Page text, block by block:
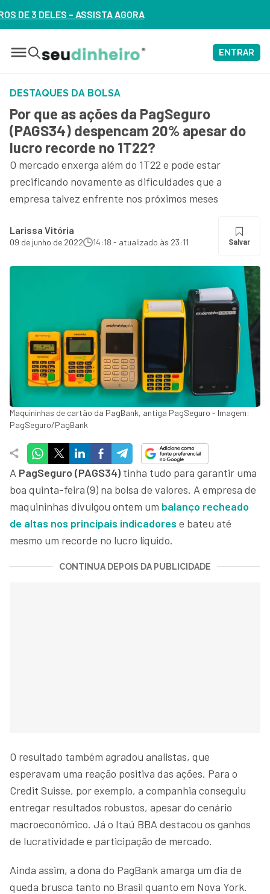
ENTRAR
DESTAQUES DA BOLSA
Por que as ações da PagSeguro
(PAGS34) despencam 20% apesar do
lucro recorde no 1T22?
O mercado enxerga além do 1T22 e pode estar
precificando novamente as dificuldades que a
empresa talvez enfrente nos próximos meses
Larissa Vitória
09 de junho de 2022 14:18 - atualizado às 23:11 Salvar
Maquininhas de cartão da PagBank, antiga PagSeguro - Imagem:
PagSeguro/PagBank
A PagSeguro (PAGS34) tinha tudo para garantir uma
boa quinta-feira (9) na bolsa de valores. A empresa de
maquininhas divulgou ontem um balanço recheado
de altas nos principais indicadores e bateu até
mesmo um recorde no lucro líquido.
CONTINUA DEPOIS DA PUBLICIDADE
O resultado também agradou analistas, que
esperavam uma reação positiva das ações. Para o
Credit Suisse, por exemplo, a companhia conseguiu
entregar resultados robustos, apesar do cenário
macroeconômico. Já o Itaú BBA destacou os ganhos
de lucratividade e participação de mercado.
Ainda assim, a dona do PagBank amarga um dia de
queda brusca tanto no Brasil quanto em Nova York.